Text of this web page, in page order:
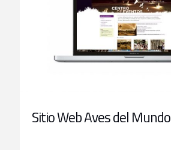
Sitio Web Aves del Mundo